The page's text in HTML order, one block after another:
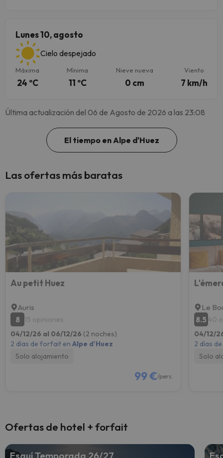
Lunes 10, agosto
Cielo despejado
Máxima
24 ºC
Mínima
11 ºC
Nieve nueva
0 cm
Viento
7 km/h
Última actualización del 06 de Agosto de 2026 a las 23:08
El tiempo en Alpe d'Huez
Las ofertas más baratas
Au petit Huez
Auris
8
15 opiniones
04/12/26 al 06/12/26 (2 noches)
2 días de forfait en Alpe d'Huez
Solo alojamiento
99 €/pers.
Le
8.5 40
04/12/
2 días
Solo
Ofertas de hotel + forfait
Esquí Temporada 26/27